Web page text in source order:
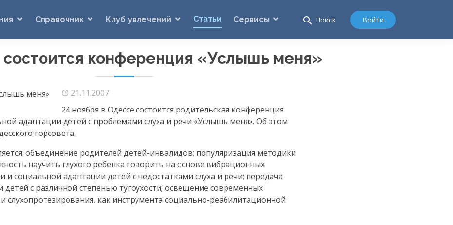
Справочник Клуб увлечений Статьи Сервисы search Поиск Войти
конференция «Услышь меня»
21.11.2007
24 ноября в Одессе состоится родительская конференция
адаптации детей с проблемами слуха и речи «Услышь меня». Об этом
горсовета.
объединение родителей детей-инвалидов; популяризация методики
научить глухого ребенка говорить на основе вибрационных
социальной адаптации детей с недостатками слуха и речи; передача
с различной степенью тугоухости; освещение современных
как инструмента социально-реабилитационной